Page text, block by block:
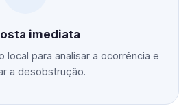
imediata
local para analisar a ocorrência e
a desobstrução.